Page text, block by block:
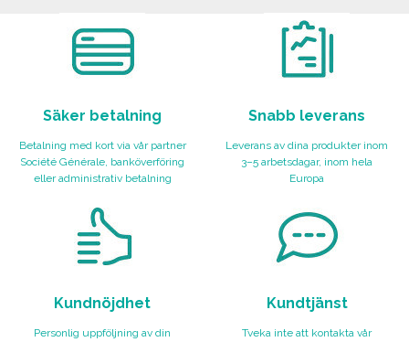
Säker betalning
Betalning med kort via vår partner
Société Générale, banköverföring
eller administrativ betalning
Snabb leverans
Leverans av dina produkter inom
3–5 arbetsdagar, inom hela
Europa
Kundnöjdhet
Personlig uppföljning av din
Kundtjänst
Tveka inte att kontakta vår